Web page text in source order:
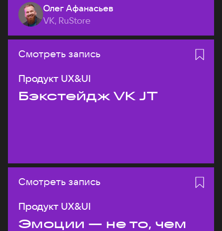
Олег Афанасьев
VK, RuStore
Смотреть запись
Продукт UX&UI
Бэкстейдж VK JT
Смотреть запись
Продукт UX&UI
Эмоции — не то, чем